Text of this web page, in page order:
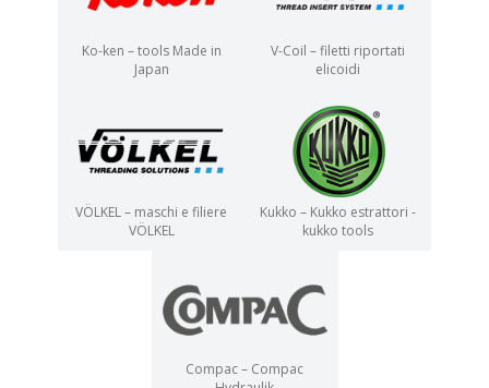
Ko-ken – tools Made in
Japan
V-Coil – filetti riportati
elicoidi
VÖLKEL – maschi e filiere
VÖLKEL
Kukko – Kukko estrattori -
kukko tools
Compac – Compac